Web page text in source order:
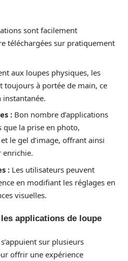
sont facilement
téléchargées sur pratiquement
aux loupes physiques, les
toujours à portée de main, ce
: Bon nombre d’applications
que la prise en photo,
le gel d’image, offrant ainsi
enrichie.
: Les utilisateurs peuvent
en modifiant les réglages en
visuelles.
applications de loupe
sur plusieurs
offrir une expérience